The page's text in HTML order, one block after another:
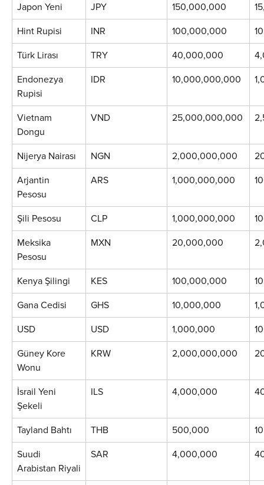
Japon Yeni JPY 150,000,000
Hint Rupisi INR 100,000,000
Türk Lirası TRY 40,000,000
Endonezya
Rupisi
IDR 10,000,000,000
Vietnam
Dongu
VND 25,000,000,000
Nijerya Nairası NGN 2,000,000,000
Arjantin
Pesosu
ARS 1,000,000,000
Şili Pesosu CLP 1,000,000,000
Meksika
Pesosu
MXN 20,000,000
Kenya Şilingi KES 100,000,000
Gana Cedisi GHS 10,000,000
USD USD 1,000,000
Güney Kore
Wonu
KRW 2,000,000,000
İsrail Yeni
Şekeli
ILS 4,000,000
Tayland Bahtı THB 500,000
Suudi
Arabistan Riyali
SAR 4,000,000